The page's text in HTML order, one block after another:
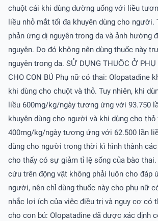
chuột cái khi dùng đường uống với liều
liều nhỏ mắt tối đa khuyên dùng cho người.
phản ứng dị nguyên trong da và ảnh hướng
nguyên. Do đó không nên dùng thuốc này
nguyên trong da. SỬ DỤNG THUỐC Ở
CHO CON BÚ Phụ nữ có thai: Olopatadine
khi dùng cho chuột và thỏ. Tuy nhiên, khi
liều 600mg/kg/ngày tương ứng với 93.750
khuyên dùng cho người và khi dùng cho
400mg/kg/ngày tương ứng với 62.500 lần
dùng cho người trong thời kì hình thành
cho thấy có sự giảm tỉ lệ sống của bào
cứu trên động vật không phải luôn cho đáp
người, nên chỉ dùng thuốc này cho phụ nữ
nhắc lợi ích của việc điều trị và nguy cơ có
cho con bú: Olopatadine đã được xác định